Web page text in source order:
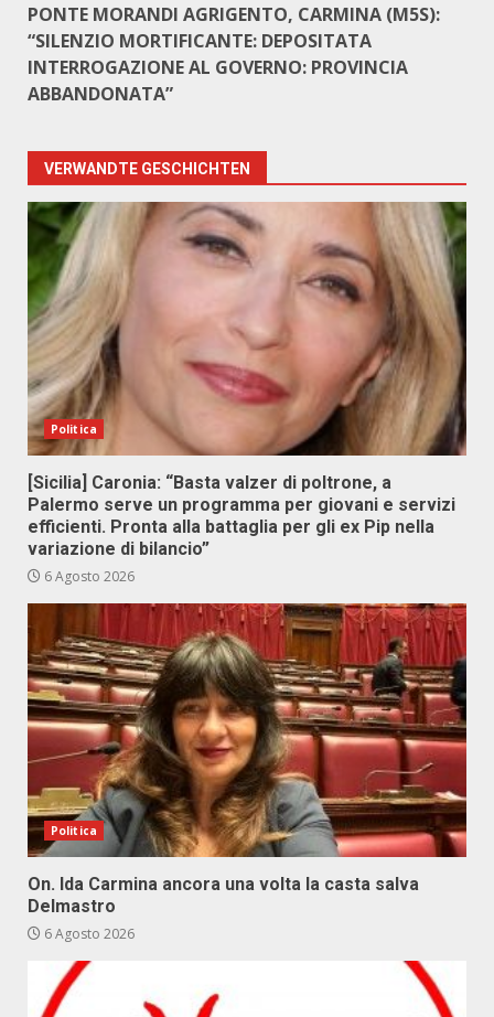
PONTE MORANDI AGRIGENTO, CARMINA (M5S):
“SILENZIO MORTIFICANTE: DEPOSITATA
INTERROGAZIONE AL GOVERNO: PROVINCIA
ABBANDONATA”
VERWANDTE GESCHICHTEN
Politica
[Sicilia] Caronia: “Basta valzer di poltrone, a
Palermo serve un programma per giovani e servizi
efficienti. Pronta alla battaglia per gli ex Pip nella
variazione di bilancio”
6 Agosto 2026
Politica
On. Ida Carmina ancora una volta la casta salva
Delmastro
6 Agosto 2026